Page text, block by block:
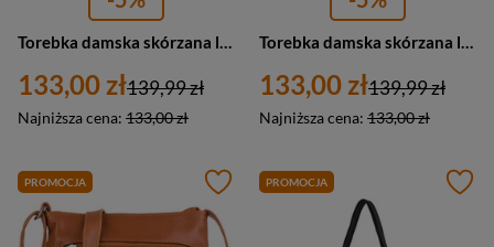
133,00 zł
Najniższa cena: 133,00 zł
139,99 zł 133,00 zł
Najniższa cena: 133,00 zł
139,99 zł
PROMOCJA PROMOCJA